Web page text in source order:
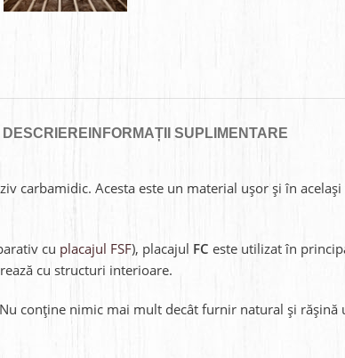
DESCRIERE INFORMAȚII SUPLIMENTARE
carbamidic. Acesta este un material ușor și în
cu placajul FSF), placajul FC este utilizat în
cu structuri interioare.
conține nimic mai mult decât furnir natural și rășină